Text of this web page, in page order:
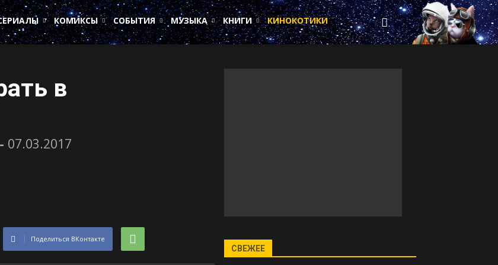
КОМИКСЫ СОБЫТИЯ МУЗЫКА КНИГИ КИНОКОТИКИ
в
- 07.03.2017
Поделиться ВКонтакте
СВЕЖЕЕ